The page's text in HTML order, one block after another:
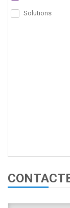
Solutions